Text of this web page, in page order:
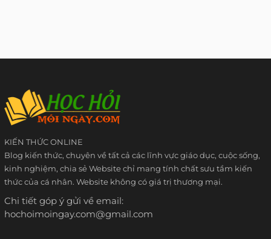
KIẾN THỨC ONLINE
Blog kiến thức, chuyên về tất cả các lĩnh vực giáo dục, cuộc sống,
kinh nghiệm, chia sẻ Website chỉ mang tính chất sưu tầm kiến
thức của cá nhân. Website không có giá trị thương mại.
Chi tiết góp ý gửi về email:
hochoimoingay.com@gmail.com